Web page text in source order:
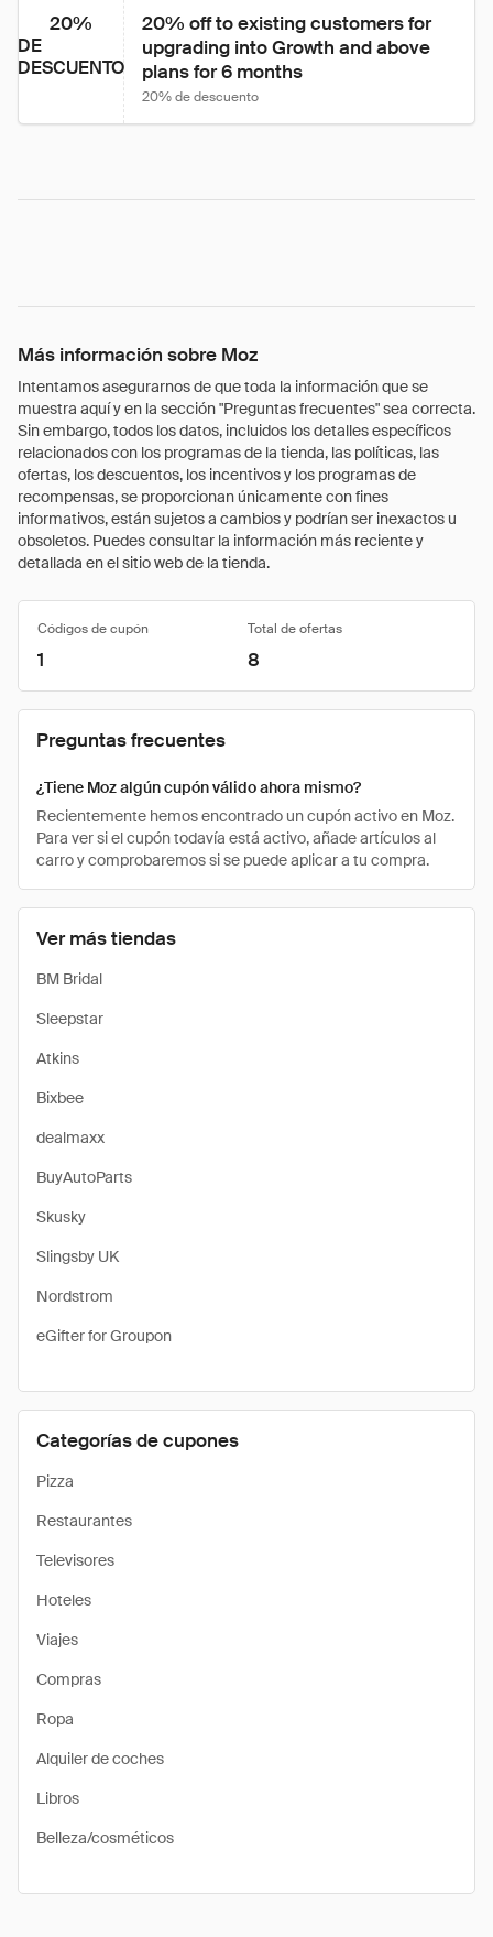
20%
DE
DESCUENTO
20% off to existing customers for
upgrading into Growth and above
plans for 6 months
20% de descuento
Más información sobre Moz
Intentamos asegurarnos de que toda la información que se
muestra aquí y en la sección "Preguntas frecuentes" sea correcta.
Sin embargo, todos los datos, incluidos los detalles específicos
relacionados con los programas de la tienda, las políticas, las
ofertas, los descuentos, los incentivos y los programas de
recompensas, se proporcionan únicamente con fines
informativos, están sujetos a cambios y podrían ser inexactos u
obsoletos. Puedes consultar la información más reciente y
detallada en el sitio web de la tienda.
Ver más tiendas
BM Bridal
Sleepstar
Atkins
Bixbee
dealmaxx
BuyAutoParts
Skusky
Slingsby UK
Nordstrom
eGifter for Groupon
Categorías de cupones
Pizza
Restaurantes
Televisores
Hoteles
Viajes
Compras
Ropa
Alquiler de coches
Libros
Belleza/cosméticos
Códigos de cupón Total de ofertas
1 8
Preguntas frecuentes
¿Tiene Moz algún cupón válido ahora mismo?
Recientemente hemos encontrado un cupón activo en Moz.
Para ver si el cupón todavía está activo, añade artículos al
carro y comprobaremos si se puede aplicar a tu compra.